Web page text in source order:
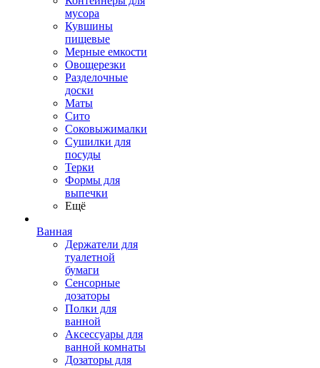
мусора
Кувшины
пищевые
Мерные емкости
Овощерезки
Разделочные
доски
Маты
Сито
Соковыжималки
Сушилки для
посуды
Терки
Формы для
выпечки
Ещё
Ванная
Держатели для
туалетной
бумаги
Сенсорные
дозаторы
Полки для
ванной
Аксессуары для
ванной комнаты
Дозаторы для